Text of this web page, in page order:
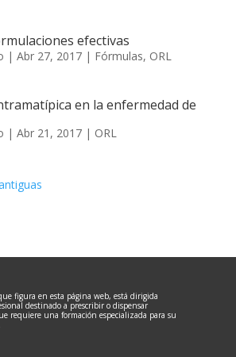
efectivas
| Abr 27, 2017| Fórmulas, ORL
en la enfermedad de
| Abr 21, 2017| ORL
figura en esta página web, está dirigida
destinado a prescribir o dispensar
requiere una formación especializada para su